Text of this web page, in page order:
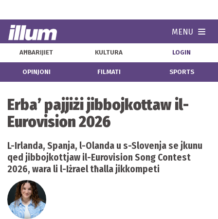
MENU
AĦBARIJIET KULTURA LOGIN
OPINJONI FILMATI SPORTS
Erba’ pajjiżi jibbojkottaw il-
Eurovision 2026
L-Irlanda, Spanja, l-Olanda u s-Slovenja se jkunu
qed jibbojkottjaw il-Eurovision Song Contest
2026, wara li l-Iżrael tħalla jikkompeti